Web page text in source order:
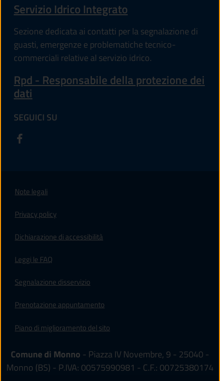
Servizio Idrico Integrato
Sezione dedicata ai contatti per la segnalazione di
guasti, emergenze e problematiche tecnico-
commerciali relative al servizio idrico.
Rpd - Responsabile della protezione dei
dati
SEGUICI SU
Note legali
Privacy policy
Dichiarazione di accessibilità
Leggi le FAQ
Segnalazione disservizio
Prenotazione appuntamento
Piano di miglioramento del sito
Comune di Monno - Piazza IV Novembre, 9 - 25040 -
Monno (BS) - P.IVA: 00575990981 - C.F.: 00725380174